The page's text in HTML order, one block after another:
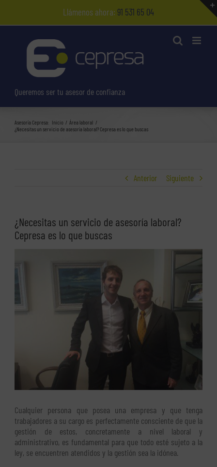
contenido
Llámenos ahora: 91 531 65 04
Queremos ser tu asesor de confianza
Asesoría Cepresa: Inicio
Área laboral
¿Necesitas un servicio de asesoría laboral? Cepresa es lo que buscas
Anterior Siguiente
¿Necesitas un servicio de asesoría laboral?
Cepresa es lo que buscas
Cualquier persona que posea una empresa y que tenga
trabajadores a su cargo es perfectamente consciente de que la
gestión de estos, concretamente a nivel laboral y
administrativo, es fundamental para que todo esté sujeto a la
ley, se encuentren atendidos y la gestión sea la idónea.